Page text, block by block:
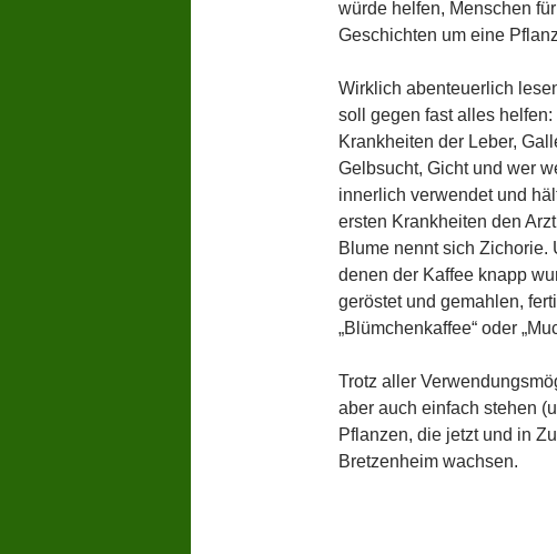
würde helfen, Menschen
Geschichten um eine
Wirklich abenteuerlich
soll gegen fast alles
Krankheiten der Leber,
Gelbsucht, Gicht und wer
innerlich verwendet und
ersten Krankheiten den
Blume nennt sich Zichorie.
denen der Kaffee knapp
geröstet und gemahlen,
„Blümchenkaffee“ oder
Trotz aller
aber auch einfach stehen
Pflanzen, die jetzt und in
Bretzenheim wachsen.